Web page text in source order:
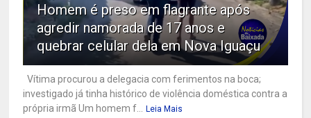
Homem é preso em flagrante após
agredir namorada de 17 anos e
quebrar celular dela em Nova Iguaçu
Vítima procurou a delegacia com ferimentos na boca;
investigado já tinha histórico de violência doméstica contra a
própria irmã Um homem f...
Leia Mais